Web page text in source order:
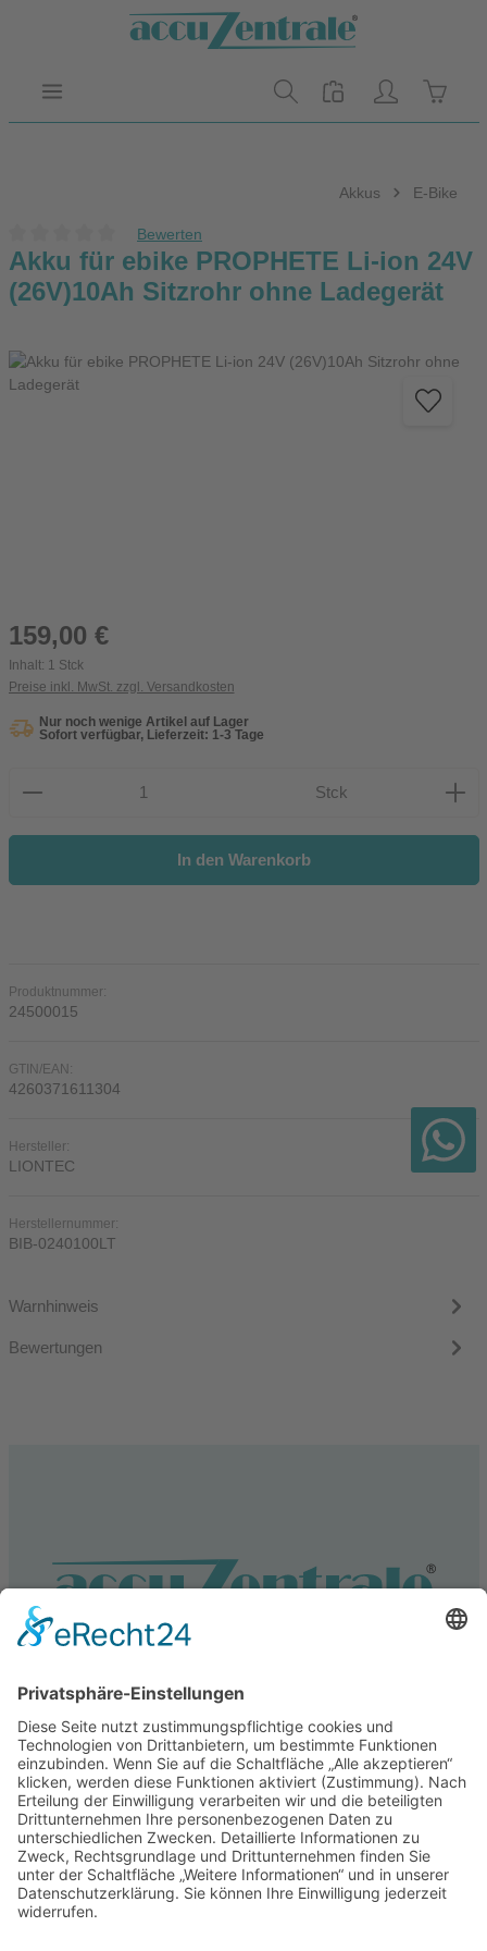
Zum Hauptinhalt springen
Akkus E-Bike
Durchschnittliche Bewertung von 0 von 5 Sternen
Bewerten
Akku für ebike PROPHETE Li-ion 24V
(26V)10Ah Sitzrohr ohne Ladegerät
Bildergalerie überspringen
Regulärer Preis:
159,00 €
Inhalt: 1 Stck
Preise inkl. MwSt. zzgl. Versandkosten
Nur noch wenige Artikel auf Lager
Sofort verfügbar, Lieferzeit: 1-3 Tage
Produkt Anzahl: Gib den gewünschten Wert ein oder
Stck
In den Warenkorb
Produktnummer:
24500015
GTIN/EAN:
4260371611304
Hersteller:
LIONTEC
Herstellernummer:
BIB-0240100LT
Warnhinweis
Bewertungen
Service
Information
Unsere weiteren Shops